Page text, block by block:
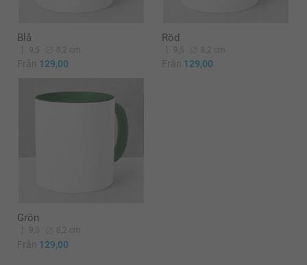
Blå
9,5 8,2 cm
Från 129,00
Röd
9,5 8,2 cm
Från 129,00
Grön
9,5 8,2 cm
Från 129,00